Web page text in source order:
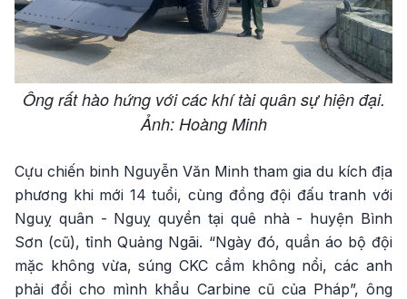
Ông rất hào hứng với các khí tài quân sự hiện đại.
Ảnh: Hoàng Minh
Cựu chiến binh Nguyễn Văn Minh tham gia du kích địa
phương khi mới 14 tuổi, cùng đồng đội đấu tranh với
Nguỵ quân - Nguỵ quyền tại quê nhà - huyện Bình
Sơn (cũ), tỉnh Quảng Ngãi. “Ngày đó, quần áo bộ đội
mặc không vừa, súng CKC cầm không nổi, các anh
phải đổi cho mình khẩu Carbine cũ của Pháp”, ông